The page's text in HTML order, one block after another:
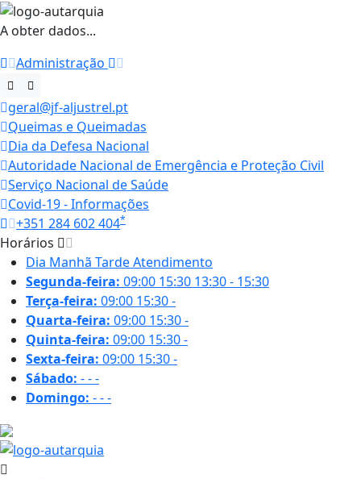
A obter dados...
Administração
geral@jf-aljustrel.pt
Queimas e Queimadas
Dia da Defesa Nacional
Autoridade Nacional de Emergência e Proteção Civil
Serviço Nacional de Saúde
Covid-19 - Informações
+351 284 602 404*
Horários
Dia Manhã TardeAtendimento
Segunda-feira: 09:00 15:30 13:30 - 15:30
Terça-feira: 09:00 15:30-
Quarta-feira: 09:00 15:30-
Quinta-feira: 09:00 15:30-
Sexta-feira: 09:00 15:30-
Sábado: ---
Domingo: ---